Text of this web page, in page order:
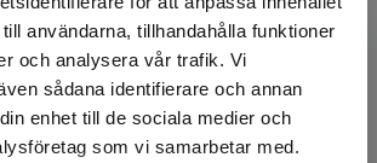
användarna, tillhandahålla funktioner
och analysera vår trafik. Vi
sådana identifierare och annan
enhet till de sociala medier och
som vi samarbetar med.
fraktregion
är forskare i nationalekonomi på
i Stockholm. Han var
vid Institutet för social